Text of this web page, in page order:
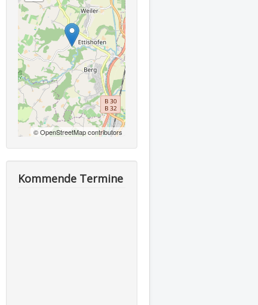
© OpenStreetMap contributors
Kommende Termine